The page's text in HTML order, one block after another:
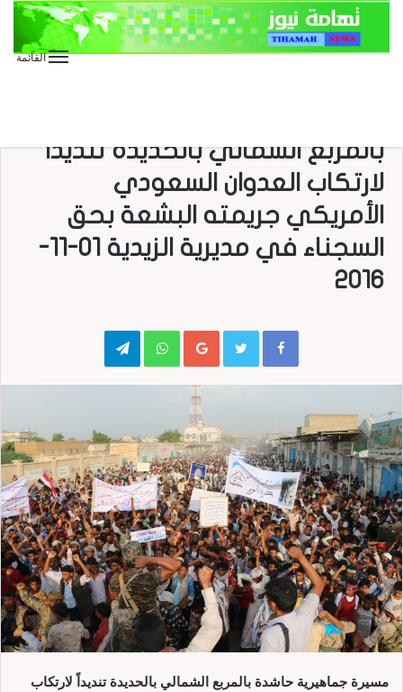
القائمة
بالمربع الشمالي بالحديدة تنديداً
لارتكاب العدوان السعودي
الأمريكي جريمته البشعة بحق
السجناء في مديرية الزيدية 01-11-
2016
Google+
WhatsApp
Telegram
مسيرة جماهيرية حاشدة بالمربع الشمالي بالحديدة تنديداً لارتكاب